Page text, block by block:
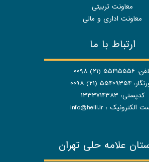
معاونت تربیتی
معاونت اداری و مالی
ارتباط با ما
(۲۱) ۰۰۹۸
(۲۱) ۰۰۹۸
کدپستی: ۱۳۳۳۷۱۴۳۸۳
الکترونیک : info@helli.ir
علامه حلی تهران